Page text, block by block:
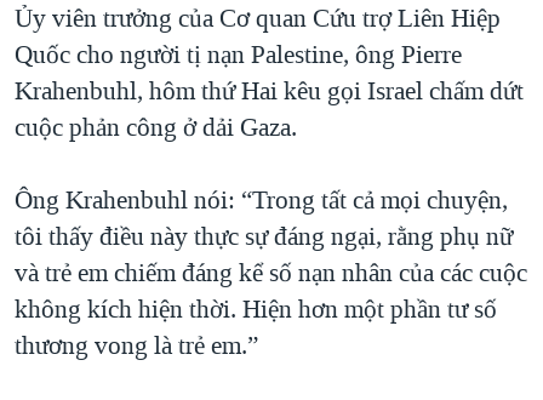
Ủy viên trưởng của Cơ quan Cứu trợ Liên Hiệp
Quốc cho người tị nạn Palestine, ông Pierre
Krahenbuhl, hôm thứ Hai kêu gọi Israel chấm dứt
cuộc phản công ở dải Gaza.
Ông Krahenbuhl nói: “Trong tất cả mọi chuyện,
tôi thấy điều này thực sự đáng ngại, rằng phụ nữ
và trẻ em chiếm đáng kể số nạn nhân của các cuộc
không kích hiện thời. Hiện hơn một phần tư số
thương vong là trẻ em.”